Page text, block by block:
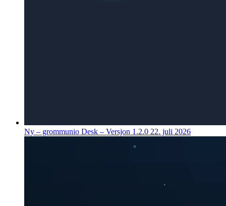
Ny – grommunio Desk – Versjon 1.2.0 22. juli 2026